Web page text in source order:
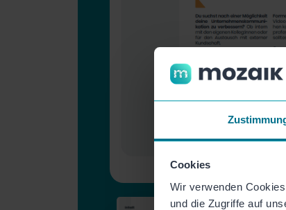
Cookies
Wir verwenden
und die Zugriffe auf